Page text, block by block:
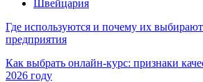
Швейцария
Где используются и почему их
предприятия
Как выбрать онлайн-курс: признаки
2026 году